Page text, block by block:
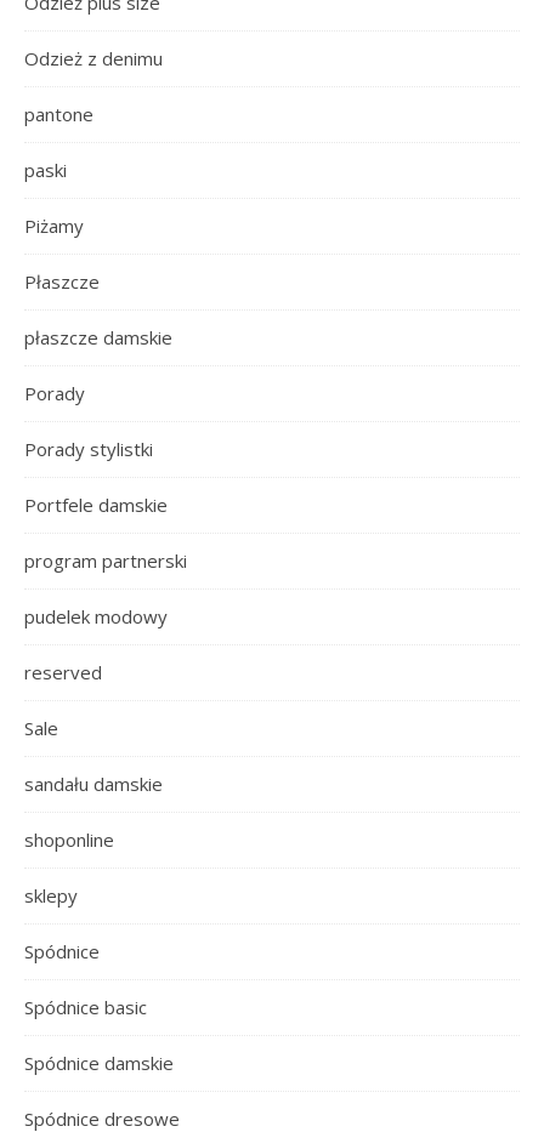
Odzież z denimu
pantone
paski
Piżamy
Płaszcze
płaszcze damskie
Porady
Porady stylistki
Portfele damskie
program partnerski
pudelek modowy
reserved
Sale
sandału damskie
shoponline
sklepy
Spódnice
Spódnice basic
Spódnice damskie
Spódnice dresowe